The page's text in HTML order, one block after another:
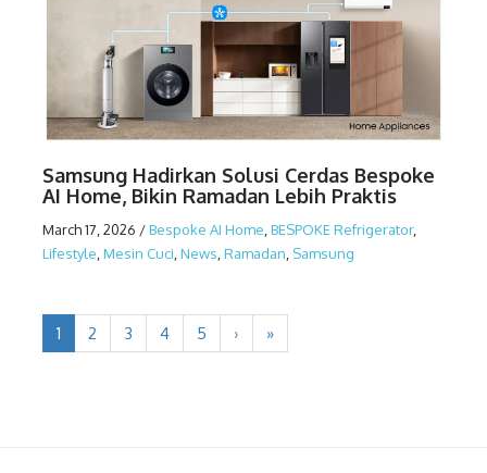
Samsung Hadirkan Solusi Cerdas Bespoke
AI Home, Bikin Ramadan Lebih Praktis
March 17, 2026 /Bespoke AI Home,BESPOKE Refrigerator,
Lifestyle,Mesin Cuci,News,Ramadan, Samsung
1 2 3 4 5 › »